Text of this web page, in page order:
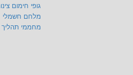
גופי חימום
מלחם חשמלי
מחממי תהליך